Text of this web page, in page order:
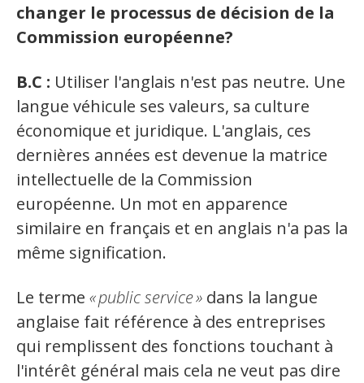
changer le processus de décision de la
Commission européenne?
B.C : Utiliser l'anglais n'est pas neutre. Une
langue véhicule ses valeurs, sa culture
économique et juridique. L'anglais, ces
dernières années est devenue la matrice
intellectuelle de la Commission
européenne. Un mot en apparence
similaire en français et en anglais n'a pas la
même signification.
Le terme «public service» dans la langue
anglaise fait référence à des entreprises
qui remplissent des fonctions touchant à
l'intérêt général mais cela ne veut pas dire